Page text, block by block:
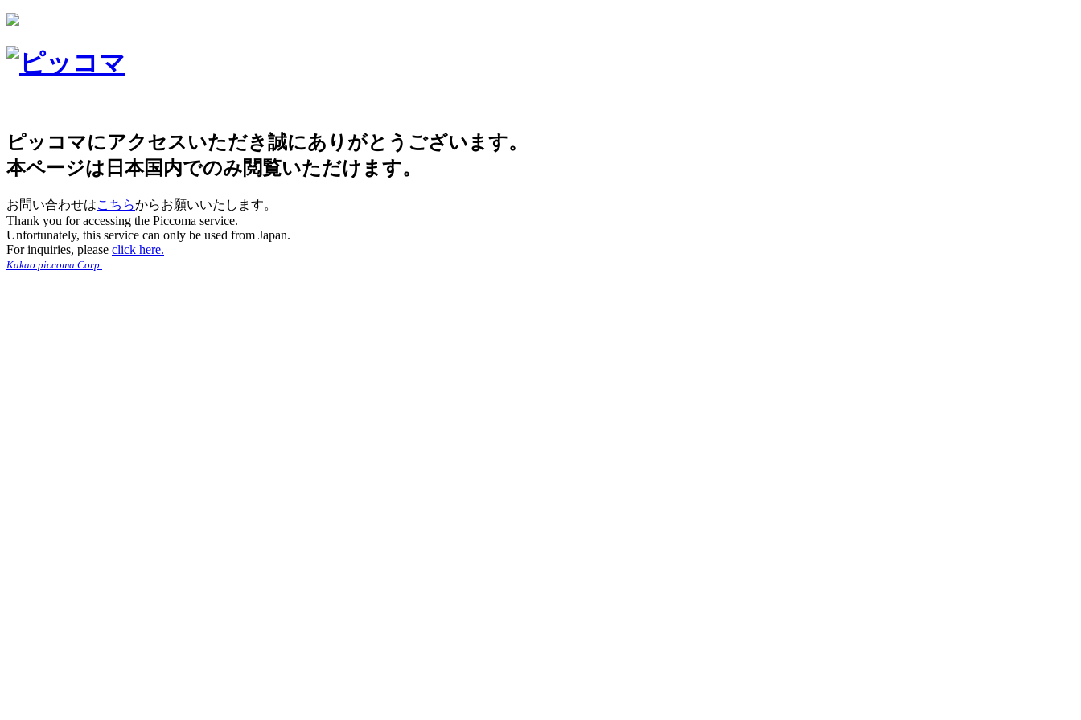
ピッコマにアクセスいただき誠にありがとうございます。
本ページは日本国内でのみ閲覧いただけます。
お問い合わせはこちらからお願いいたします。
Thank you for accessing the Piccoma service.
Unfortunately, this service can only be used from Japan.
For inquiries, please click here.
Kakao piccoma Corp.